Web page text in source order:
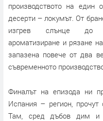
производството на един
десерти – локумът. От
изгрев слънце до
ароматизиране и рязане
запазена повече от два
съвременното
Финалът на епизода ни
Испания – регион,
Там, сред дъбов дим и